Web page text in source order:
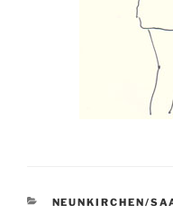
KATEGORIEN
NEUNKIRCHEN/